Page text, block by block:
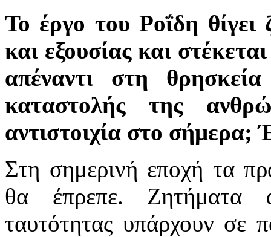
Το έργο του Ροΐδη θίγει
και εξουσίας και
απέναντι στη
καταστολής της
αντιστοιχία στο σήμερα;
Στη σημερινή εποχή τα
θα έπρεπε. Ζητήματα
ταυτότητας υπάρχουν σε